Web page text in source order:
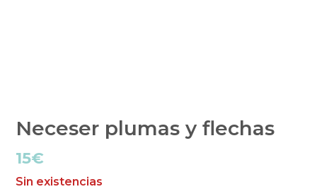
Neceser plumas y flechas
15€
Sin existencias